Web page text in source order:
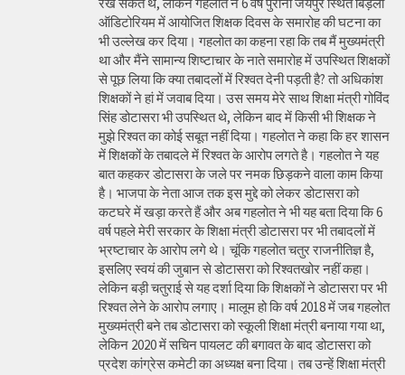
ऑडिटोरियम में आयोजित शिक्षक दिवस के समारोह की घटना का
भी उल्लेख कर दिया। गहलोत का कहना रहा कि तब मैं मुख्यमंत्री
था और मैंने सामान्य शिष्टाचार के नाते समारोह में उपस्थित शिक्षकों
से पूछ लिया कि क्या तबादलों में रिश्वत देनी पड़ती है? तो अधिकांश
शिक्षकों ने हां में जवाब दिया। उस समय मेरे साथ शिक्षा मंत्री गोविंद
सिंह डोटासरा भी उपस्थित थे, लेकिन बाद में किसी भी शिक्षक ने
मुझे रिश्वत का कोई सबूत नहीं दिया। गहलोत ने कहा कि हर शासन
में शिक्षकों के तबादले में रिश्वत के आरोप लगते है। गहलोत ने यह
बात कहकर डोटासरा के जले पर नमक छिड़कने वाला काम किया
है। भाजपा के नेता आज तक इस मुद्दे को लेकर डोटासरा को
कटघरे में खड़ा करते हैं और अब गहलोत ने भी यह बता दिया कि 6
वर्ष पहले मेरी सरकार के शिक्षा मंत्री डोटासरा पर भी तबादलों में
भ्रष्टाचार के आरोप लगे थे। चूंकि गहलोत चतुर राजनीतिज्ञ है,
इसलिए स्वयं की जुबान से डोटासरा को रिश्वतखोर नहीं कहा।
लेकिन बड़ी चतुराई से यह दर्शा दिया कि शिक्षकों ने डोटासरा पर भी
रिश्वत लेने के आरोप लगाए। मालूम हो कि वर्ष 2018 में जब गहलोत
मुख्यमंत्री बने तब डोटासरा को स्कूली शिक्षा मंत्री बनाया गया था,
लेकिन 2020 में सचिन पायलट की बगावत के बाद डोटासरा को
प्रदेश कांग्रेस कमेटी का अध्यक्ष बना दिया। तब उन्हें शिक्षा मंत्री